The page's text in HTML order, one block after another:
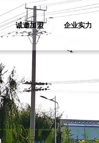
诚邀加盟 企业实力